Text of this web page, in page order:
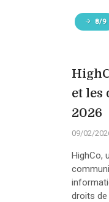
8/9
et les
2026
09/02/
HighCo,
droits de